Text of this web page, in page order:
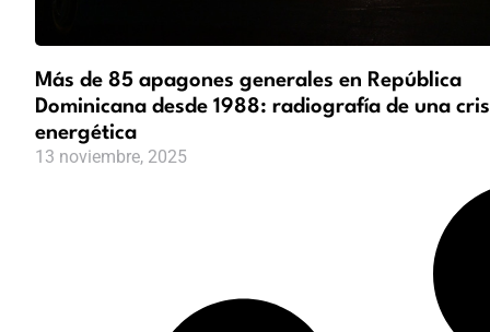
Más de 85 apagones generales en República
Dominicana desde 1988: radiografía de una
energética
13 noviembre, 2025